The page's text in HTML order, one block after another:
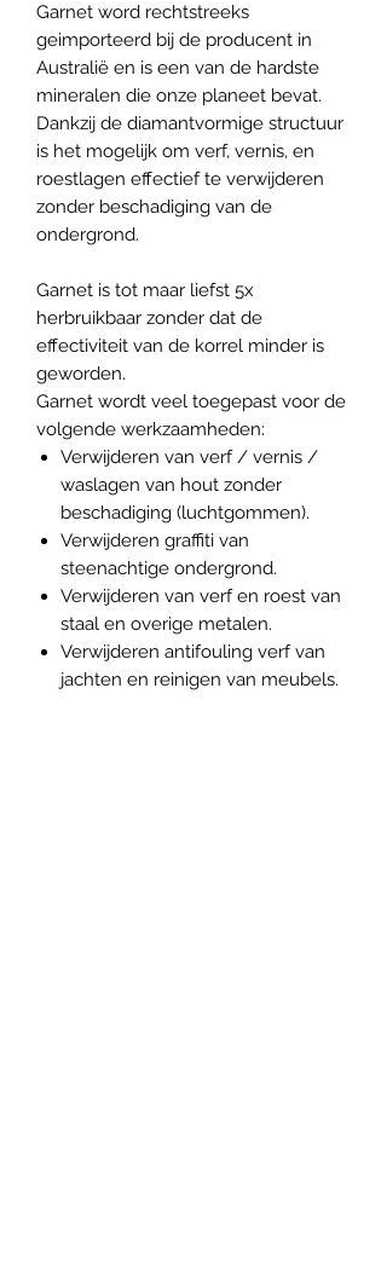
Garnet word rechtstreeks
geimporteerd bij de producent in
Australië en is een van de hardste
mineralen die onze planeet bevat.
Dankzij de diamantvormige structuur
is het mogelijk om verf, vernis, en
roestlagen effectief te verwijderen
zonder beschadiging van de
ondergrond.
Garnet is tot maar liefst 5x
herbruikbaar zonder dat de
effectiviteit van de korrel minder is
geworden.
Garnet wordt veel toegepast voor de
volgende werkzaamheden:
Verwijderen van verf / vernis /
waslagen van hout zonder
beschadiging (luchtgommen).
Verwijderen graffiti van
steenachtige ondergrond.
Verwijderen van verf en roest van
staal en overige metalen.
Verwijderen antifouling verf van
jachten en reinigen van meubels.